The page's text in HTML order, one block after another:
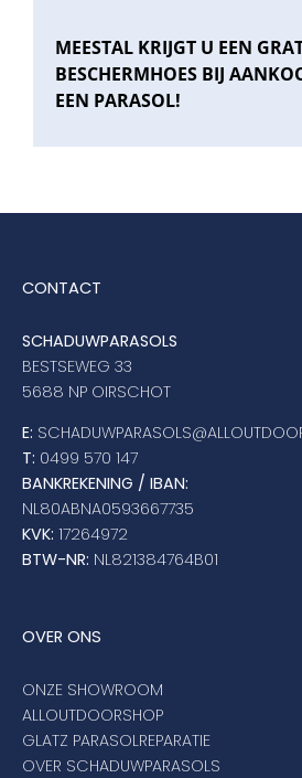
MEESTAL KRIJGT U EEN
BESCHERMHOES BIJ
EEN PARASOL!
CONTACT
SCHADUWPARASOLS
BESTSEWEG 33
5688 NP OIRSCHOT
E:
T: 0499 570 147
BANKREKENING / IBAN:
NL80ABNA0593667735
KVK: 17264972
BTW-NR: NL821384764B01
OVER ONS
ONZE SHOWROOM
ALLOUTDOORSHOP
GLATZ PARASOLREPARATIE
OVER SCHADUWPARASOLS